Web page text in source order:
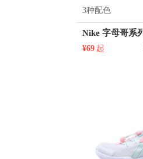
3种配色
¥69 起